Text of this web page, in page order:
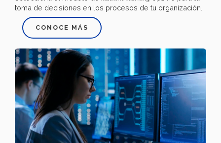
toma de decisiones en los procesos de tu organización.
CONOCE MÁS